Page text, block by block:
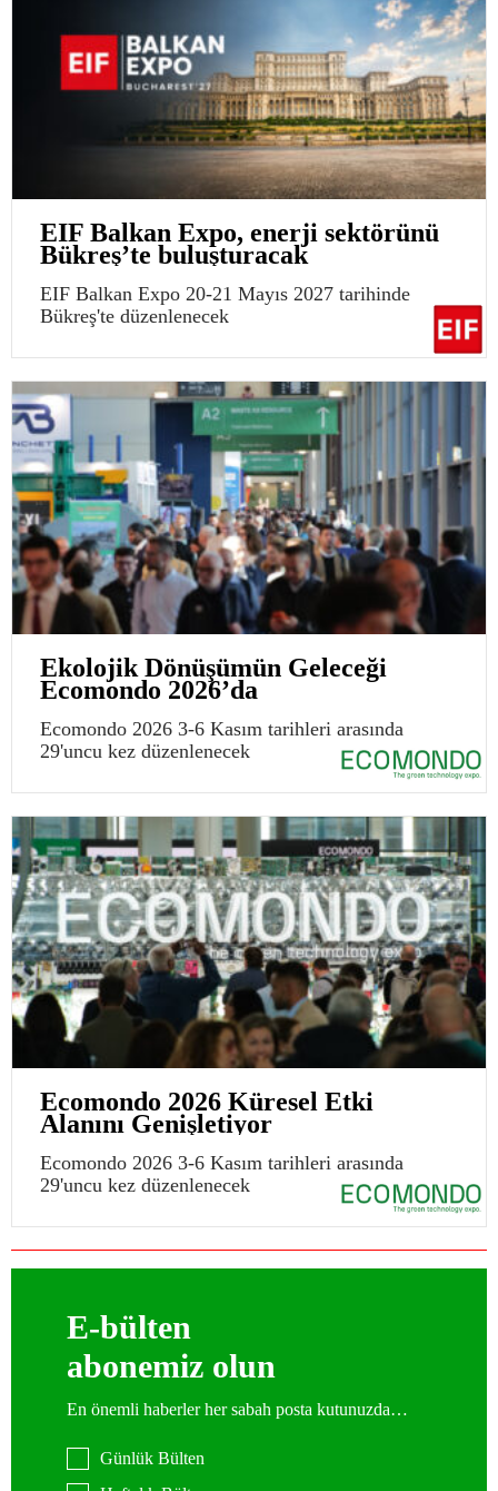
EIF Balkan Expo, enerji sektörünü
Bükreş’te buluşturacak
EIF Balkan Expo 20-21 Mayıs 2027 tarihinde
Bükreş'te düzenlenecek
Ekolojik Dönüşümün Geleceği
Ecomondo 2026’da
Ecomondo 2026 3-6 Kasım tarihleri arasında
29'uncu kez düzenlenecek
Ecomondo 2026 Küresel Etki
Alanını Genişletiyor
Ecomondo 2026 3-6 Kasım tarihleri arasında
29'uncu kez düzenlenecek
E-bülten
abonemiz olun
En önemli haberler her sabah posta kutunuzda…
Günlük Bülten